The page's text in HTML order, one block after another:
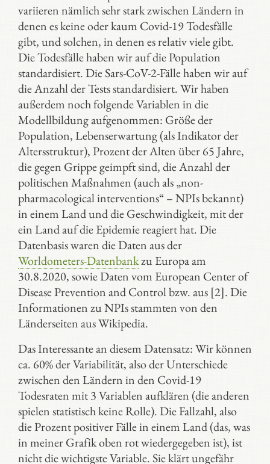
variieren nämlich sehr stark zwischen Ländern in
denen es keine oder kaum Covid-19 Todesfälle
gibt, und solchen, in denen es relativ viele gibt.
Die Todesfälle haben wir auf die Population
standardisiert. Die Sars-CoV-2-Fälle haben wir auf
die Anzahl der Tests standardisiert. Wir haben
außerdem noch folgende Variablen in die
Modellbildung aufgenommen: Größe der
Population, Lebenserwartung (als Indikator der
Altersstruktur), Prozent der Alten über 65 Jahre,
die gegen Grippe geimpft sind, die Anzahl der
politischen Maßnahmen (auch als „non-
pharmacological interventions“ – NPIs bekannt)
in einem Land und die Geschwindigkeit, mit der
ein Land auf die Epidemie reagiert hat. Die
Datenbasis waren die Daten aus der
Worldometers-Datenbankzu Europa am
30.8.2020, sowie Daten vom European Center of
Disease Prevention and Control bzw. aus [2]. Die
Informationen zu NPIs stammten von den
Länderseiten aus Wikipedia.
Das Interessante an diesem Datensatz: Wir können
ca. 60% der Variabilität, also der Unterschiede
zwischen den Ländern in den Covid-19
Todesraten mit 3 Variablen aufklären (die anderen
spielen statistisch keine Rolle). Die Fallzahl, also
die Prozent positiver Fälle in einem Land (das, was
in meiner Grafik oben rot wiedergegeben ist), ist
nicht die wichtigste Variable. Sie klärt ungefähr